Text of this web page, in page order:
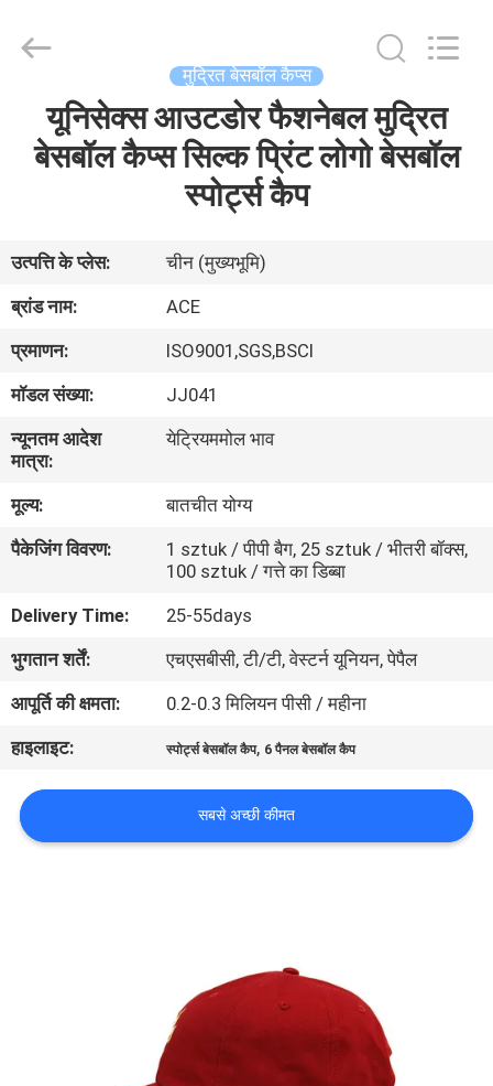
हमारे
बारे
में
कारखाना
भ्रमण
गुणवत्ता
नियंत्रण
संपर्क
करें
समाचार
मामलों
Manufacturing
Reserved.
मुद्रित बेसबॉल कैप्स
यूनिसेक्स आउटडोर फैशनेबल मुद्रित
बेसबॉल कैप्स सिल्क प्रिंट लोगो बेसबॉल
स्पोर्ट्स कैप
उत्पत्ति के प्लेस:
चीन (मुख्यभूमि)
ब्रांड नाम:
ACE
प्रमाणन:
ISO9001,SGS,BSCI
मॉडल संख्या:
JJ041
न्यूनतम आदेश
मात्रा:
येट्रियममोल भाव
मूल्य:
बातचीत योग्य
पैकेजिंग विवरण:
1 sztuk / पीपी बैग, 25 sztuk / भीतरी बॉक्स,
100 sztuk / गत्ते का डिब्बा
Delivery Time:
25-55days
भुगतान शर्तें:
एचएसबीसी, टी/टी, वेस्टर्न यूनियन, पेपैल
आपूर्ति की क्षमता:
0.2-0.3 मिलियन पीसी / महीना
हाइलाइट:
स्पोर्ट्स बेसबॉल कैप, 6 पैनल बेसबॉल कैप
सबसे अच्छी कीमत